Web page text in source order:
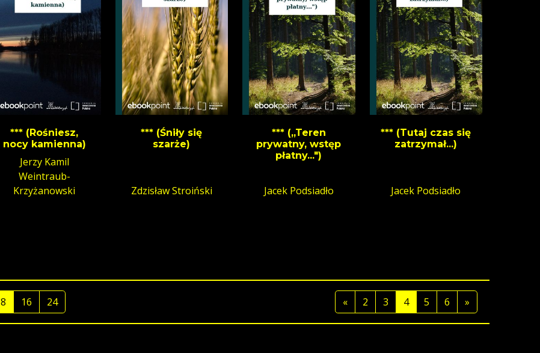
*** (Rośniesz,
nocy kamienna)
Jerzy Kamil
Weintraub-
Krzyżanowski
*** (Śniły się
szarże)
Zdzisław Stroiński
*** (,,Teren
prywatny, wstęp
płatny...")
Jacek Podsiadło
*** (Tutaj czas się
zatrzymał...)
Jacek Podsiadło
8 16 24 « 2 3 4 5 6 »